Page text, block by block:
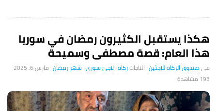
هكذا يستقبل الكثيرون رمضان في سوريا
هذا العام: قصة مصطفى وسميحة
صندوق الزكاة للاجئين زكاة-لاجئ سوري- شهر رمضان مارس 6, 2025
193 ‎مشاهدة